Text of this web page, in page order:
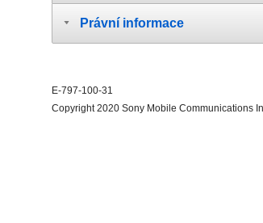
Právní informace
E-797-100-31
Copyright 2020 Sony Mobile Communications